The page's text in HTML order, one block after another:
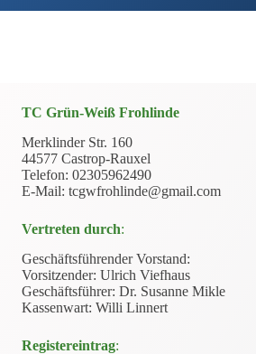
TC Grün-Weiß Frohlinde
Merklinder Str. 160
44577 Castrop-Rauxel
Telefon: 02305962490
E-Mail: tcgwfrohlinde@gmail.com
Vertreten durch:
Geschäftsführender Vorstand:
Vorsitzender: Ulrich Viefhaus
Geschäftsführer: Dr. Susanne Mikle
Kassenwart: Willi Linnert
Registereintrag: